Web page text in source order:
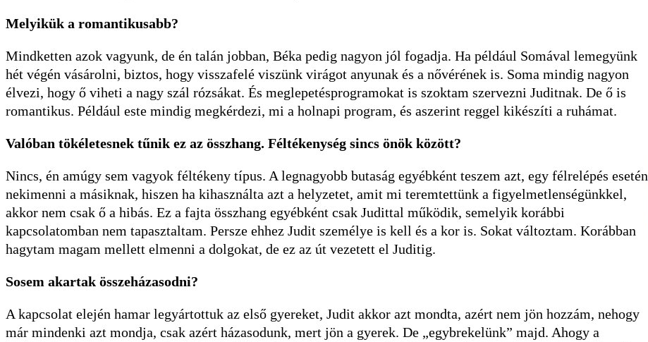
Melyikük a romantikusabb?
Mindketten azok vagyunk, de én talán jobban, Béka pedig nagyon jól fogadja. Ha például Somával lemegyünk
hét végén vásárolni, biztos, hogy visszafelé viszünk virágot anyunak és a nővérének is. Soma mindig nagyon
élvezi, hogy ő viheti a nagy szál rózsákat. És meglepetésprogramokat is szoktam szervezni Juditnak. De ő is
romantikus. Például este mindig megkérdezi, mi a holnapi program, és aszerint reggel kikészíti a ruhámat.
Valóban tökéletesnek tűnik ez az összhang. Féltékenység sincs önök között?
Nincs, én amúgy sem vagyok féltékeny típus. A legnagyobb butaság egyébként teszem azt, egy félrelépés esetén
nekimenni a másiknak, hiszen ha kihasználta azt a helyzetet, amit mi teremtettünk a figyelmetlenségünkkel,
akkor nem csak ő a hibás. Ez a fajta összhang egyébként csak Judittal működik, semelyik korábbi
kapcsolatomban nem tapasztaltam. Persze ehhez Judit személye is kell és a kor is. Sokat változtam. Korábban
hagytam magam mellett elmenni a dolgokat, de ez az út vezetett el Juditig.
Sosem akartak összeházasodni?
A kapcsolat elején hamar legyártottuk az első gyereket, Judit akkor azt mondta, azért nem jön hozzám, nehogy
már mindenki azt mondja, csak azért házasodunk, mert jön a gyerek. De „egybrekelünk” majd. Ahogy a